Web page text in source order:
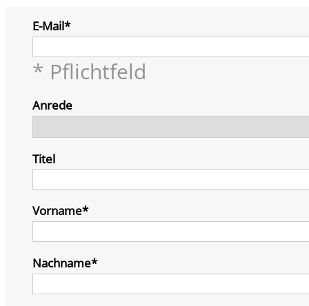
E-Mail
* Pflichtfeld
Anrede
Titel
Vorname
Nachname